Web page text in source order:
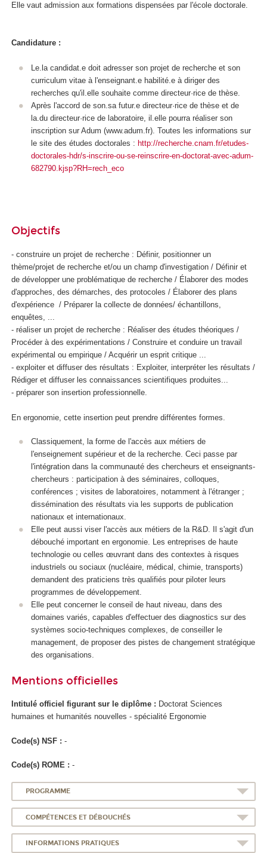
Elle vaut admission aux formations dispensées par l'école doctorale.
Candidature :
Le.la candidat.e doit adresser son projet de recherche et son
curriculum vitae à l'enseignant.e habilité.e à diriger des
recherches qu'il.elle souhaite comme directeur·rice de thèse.
Après l'accord de son.sa futur.e directeur·rice de thèse et de
la.du directeur·rice de laboratoire, il.elle pourra réaliser son
inscription sur Adum (www.adum.fr). Toutes les informations sur
le site des études doctorales : http://recherche.cnam.fr/etudes-
doctorales-hdr/s-inscrire-ou-se-reinscrire-en-doctorat-avec-adum-
682790.kjsp?RH=rech_eco
Objectifs
- construire un projet de recherche : Définir, positionner un
thème/projet de recherche et/ou un champ d'investigation / Définir et
de développer une problématique de recherche / Élaborer des modes
d'approches, des démarches, des protocoles / Élaborer des plans
d'expérience / Préparer la collecte de données/ échantillons,
enquêtes, ...
- réaliser un projet de recherche : Réaliser des études théoriques /
Procéder à des expérimentations / Construire et conduire un travail
expérimental ou empirique / Acquérir un esprit critique ...
- exploiter et diffuser des résultats : Exploiter, interpréter les résultats /
Rédiger et diffuser les connaissances scientifiques produites...
- préparer son insertion professionnelle.
En ergonomie, cette insertion peut prendre différentes formes.
Classiquement, la forme de l'accès aux métiers de
l'enseignement supérieur et de la recherche. Ceci passe par
l'intégration dans la communauté des chercheurs et enseignants-
chercheurs : participation à des séminaires, colloques,
conférences ; visites de laboratoires, notamment à l'étranger ;
dissémination des résultats via les supports de publication
nationaux et internationaux.
Elle peut aussi viser l'accès aux métiers de la R&D. Il s'agit d'un
débouché important en ergonomie. Les entreprises de haute
technologie ou celles œuvrant dans des contextes à risques
industriels ou sociaux (nucléaire, médical, chimie, transports)
demandent des praticiens très qualifiés pour piloter leurs
programmes de développement.
Elle peut concerner le conseil de haut niveau, dans des
domaines variés, capables d'effectuer des diagnostics sur des
systèmes socio-techniques complexes, de conseiller le
management, de proposer des pistes de changement stratégique
des organisations.
Mentions officielles
Intitulé officiel figurant sur le diplôme : Doctorat Sciences
humaines et humanités nouvelles - spécialité Ergonomie
Code(s) NSF : -
Code(s) ROME : -
PROGRAMME
COMPÉTENCES ET DÉBOUCHÉS
INFORMATIONS PRATIQUES